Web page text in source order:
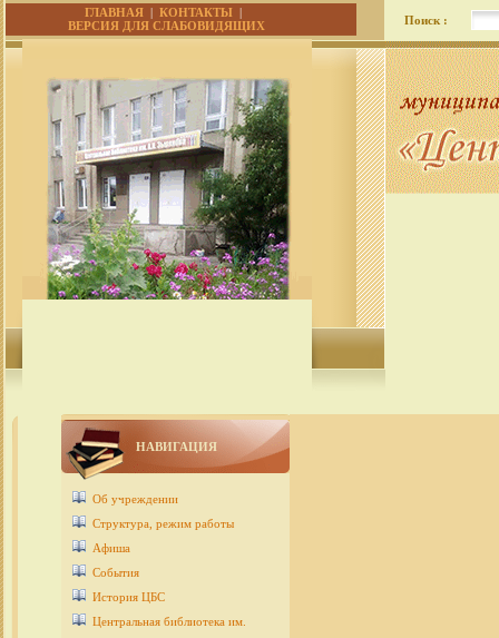
ГЛАВНАЯ |КОНТАКТЫ |
ВЕРСИЯ ДЛЯ СЛАБОВИДЯЩИХ
Поиск :
НАВИГАЦИЯ
Об учреждении
Структура, режим работы
Афиша
События
История ЦБС
Центральная библиотека им.